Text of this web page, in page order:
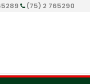
(75) 2 765290